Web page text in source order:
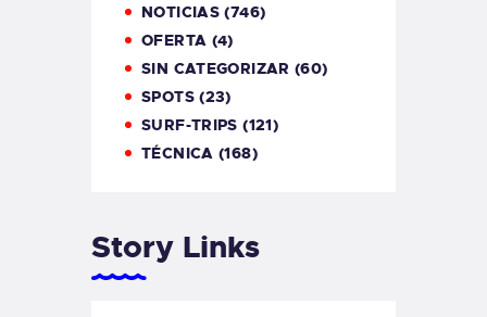
NOTICIAS (746)
OFERTA (4)
SIN CATEGORIZAR (60)
SPOTS(23)
SURF-TRIPS (121)
TÉCNICA (168)
Story Links